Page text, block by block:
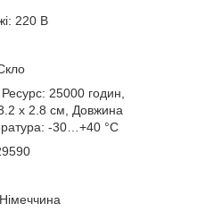
220 В
25000 годин,
х 2.8 см, Довжина
-30…+40 °C